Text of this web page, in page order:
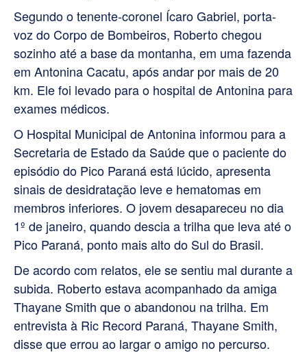
Segundo o tenente-coronel Ícaro Gabriel, porta-
voz do Corpo de Bombeiros, Roberto chegou
sozinho até a base da montanha, em uma fazenda
em Antonina Cacatu, após andar por mais de 20
km. Ele foi levado para o hospital de Antonina para
exames médicos.
O Hospital Municipal de Antonina informou para a
Secretaria de Estado da Saúde que o paciente do
episódio do Pico Paraná está lúcido, apresenta
sinais de desidratação leve e hematomas em
membros inferiores. O jovem desapareceu no dia
1º de janeiro, quando descia a trilha que leva até o
Pico Paraná, ponto mais alto do Sul do Brasil.
De acordo com relatos, ele se sentiu mal durante a
subida. Roberto estava acompanhado da amiga
Thayane Smith que o abandonou na trilha. Em
entrevista à Ric Record Paraná, Thayane Smith,
disse que errou ao largar o amigo no percurso.